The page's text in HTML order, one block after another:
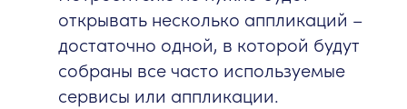
открывать несколько аппликаций –
достаточно одной, в которой будут
собраны все часто используемые
сервисы или аппликации.